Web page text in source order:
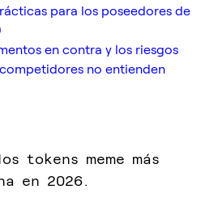
para los poseedores de
en contra y los riesgos
no entienden
tokens meme más
en 2026.